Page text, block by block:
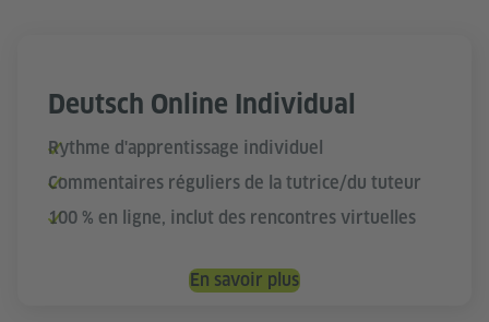
Deutsch Online Individual
Rythme d'apprentissage individuel
Commentaires réguliers de la tutrice/du tuteur
100 % en ligne, inclut des rencontres virtuelles
En savoir plus